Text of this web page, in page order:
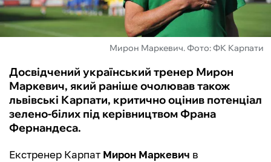
БУКМЕКЕРИ
Мирон Маркевич. Фото: ФК Карпати
Досвідчений український тренер Мирон
Маркевич, який раніше очолював також
львівські Карпати, критично оцінив потенціал
зелено-білих під керівництвом Франа
Фернандеса.
Екстренер Карпат Мирон Маркевич в